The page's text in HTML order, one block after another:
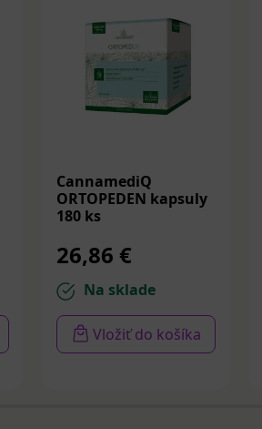
CannamediQ
ORTOPEDEN kapsuly
180 ks
26,86 €
Na sklade
Vložiť do košíka